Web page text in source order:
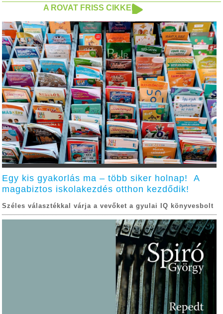
A ROVAT FRISS CIKKEI
Egy kis gyakorlás ma – több siker holnap! A
magabiztos iskolakezdés otthon kezdődik!
Széles választékkal várja a vevőket a gyulai IQ könyvesbolt